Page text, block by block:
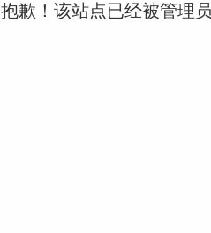
抱歉！该站点已经被管理